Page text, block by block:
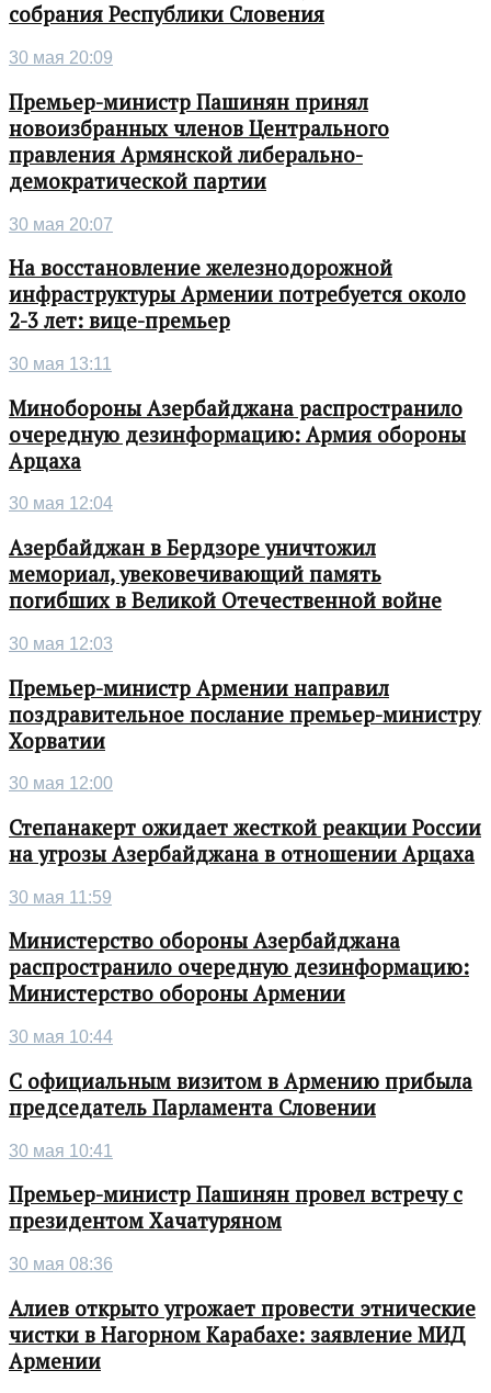
собрания Республики Словения
30 мая 20:09
Премьер-министр Пашинян принял
новоизбранных членов Центрального
правления Армянской либерально-
демократической партии
30 мая 20:07
На восстановление железнодорожной
инфраструктуры Армении потребуется около
2-3 лет: вице-премьер
30 мая 13:11
Минобороны Азербайджана распространило
очередную дезинформацию: Армия обороны
Арцаха
30 мая 12:04
Азербайджан в Бердзоре уничтожил
мемориал, увековечивающий память
погибших в Великой Отечественной войне
30 мая 12:03
Премьер-министр Армении направил
поздравительное послание премьер-министру
Хорватии
30 мая 12:00
Степанакерт ожидает жесткой реакции России
на угрозы Азербайджана в отношении Арцаха
30 мая 11:59
Министерство обороны Азербайджана
распространило очередную дезинформацию:
Министерство обороны Армении
30 мая 10:44
С официальным визитом в Армению прибыла
председатель Парламента Словении
30 мая 10:41
Премьер-министр Пашинян провел встречу с
президентом Хачатуряном
30 мая 08:36
Алиев открыто угрожает провести этнические
чистки в Нагорном Карабахе: заявление МИД
Армении